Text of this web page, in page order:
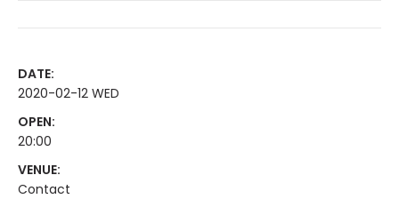
DATE:
2020-02-12 WED
OPEN:
20:00
VENUE:
Contact